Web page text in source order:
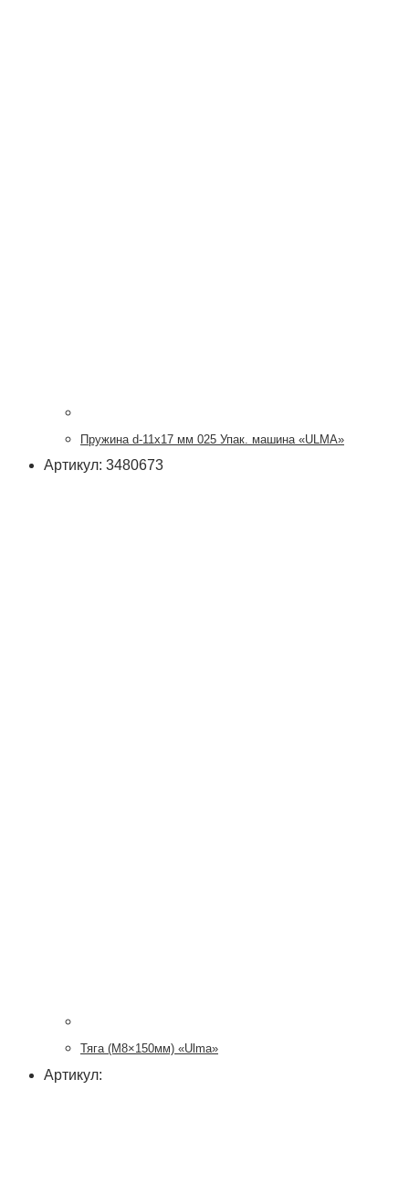
Пружина d-11х17 мм 025 Упак. машина «ULMA»
Артикул: 3480673
Тяга (М8×150мм) «Ulma»
Артикул: